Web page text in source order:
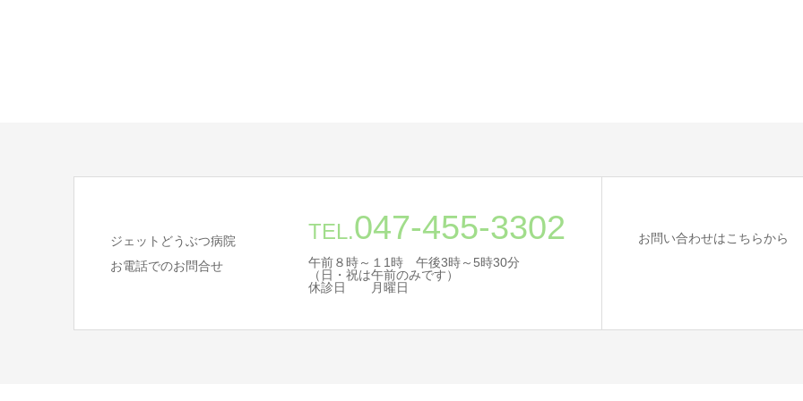
ジェットどうぶつ病院
お電話でのお問合せ
TEL.047-455-3302
午前８時～１1時 午後3時～5時30分
（日・祝は午前のみです）
休診日 月曜日
お問い合わせはこちらから